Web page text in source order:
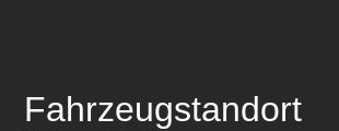
Fahrzeugstandort